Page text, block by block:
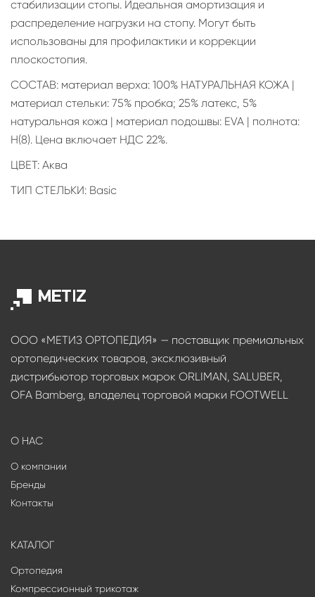
стабилизации стопы. Идеальная амортизация и
распределение нагрузки на стопу. Могут быть
использованы для профилактики и коррекции
плоскостопия.
СОСТАВ: материал верха: 100% НАТУРАЛЬНАЯ КОЖА |
материал стельки: 75% пробка; 25% латекс, 5%
натуральная кожа | материал подошвы: EVA | полнота:
H(8). Цена включает НДС 22%.
ЦВЕТ: Аква
ТИП СТЕЛЬКИ: Basic
ООО «МЕТИЗ ОРТОПЕДИЯ» — поставщик премиальных
ортопедических товаров, эксклюзивный
дистрибьютор торговых марок ORLIMAN, SALUBER,
OFA Bamberg, владелец торговой марки FOOTWELL
О НАС
О компании
Бренды
Контакты
КАТАЛОГ
Ортопедия
Компрессионный трикотаж